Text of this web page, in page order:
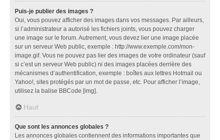
Puis-je publier des images ?
Oui, vous pouvez afficher des images dans vos messages. Par ailleurs,
si l’administrateur a autorisé les fichiers joints, vous pouvez charger
une image sur le forum. Autrement, vous devez lier une image placée
sur un serveur Web public, exemple : http://www.exemple.com/mon-
image.gif. Vous ne pouvez pas lier des images de votre ordinateur (sauf
si c’est un serveur Web public) ni des images placées derrière des
mécanismes d’authentification, exemple : boîtes aux lettres Hotmail ou
Yahoo!, sites protégés par un mot de passe, etc. Pour afficher l’image,
utilisez la balise BBCode [img].
Haut
Que sont les annonces globales ?
Les annonces globales contiennent des informations importantes que